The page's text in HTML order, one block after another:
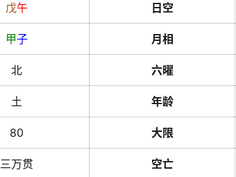
戊午 日空
甲子 月相
北 六曜
土 年龄
80 大限
三万贯 空亡